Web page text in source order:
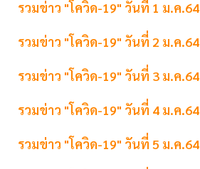
รวมข่าว "โควิด-19" วันที่ 1 ม.ค.64
รวมข่าว "โควิด-19" วันที่ 2 ม.ค.64
รวมข่าว "โควิด-19" วันที่ 3 ม.ค.64
รวมข่าว "โควิด-19" วันที่ 4 ม.ค.64
รวมข่าว "โควิด-19" วันที่ 5 ม.ค.64